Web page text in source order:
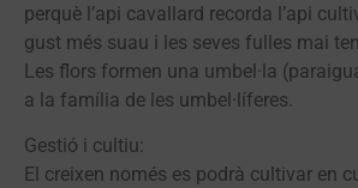
perquè l’api cavallard recorda l’api
gust més suau i les seves fulles mai
Les flors formen una umbel·la
a la família de les umbel·líferes.
Gestió i cultiu:
El creixen només es podrà cultivar en